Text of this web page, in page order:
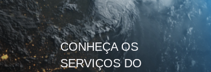
CONHEÇA OS
SERVIÇOS DO